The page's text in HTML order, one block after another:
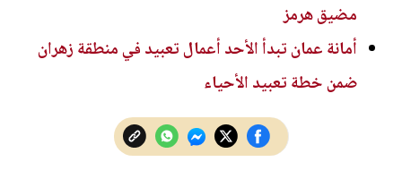
مضيق هرمز
أمانة عمان تبدأ الأحد أعمال تعبيد في منطقة زهران
ضمن خطة تعبيد الأحياء